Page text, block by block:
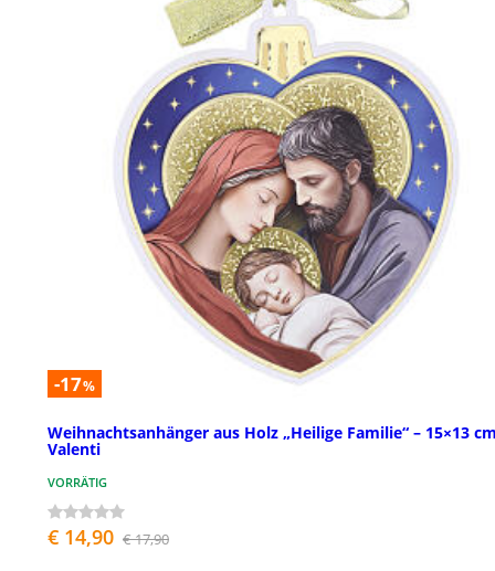
-17%
Weihnachtsanhänger aus Holz „Heilige Familie“ – 15×13
Valenti
VORRÄTIG
€ 14,90 € 17,90